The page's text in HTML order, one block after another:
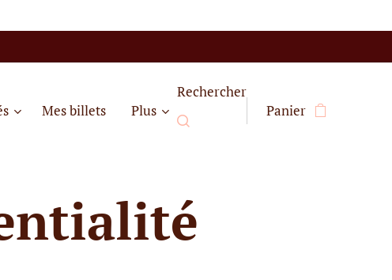
Mes billets Plus
Rechercher
Panier